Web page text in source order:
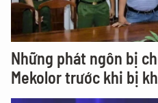
Những phát ngôn bị
Mekolor trước khi bị